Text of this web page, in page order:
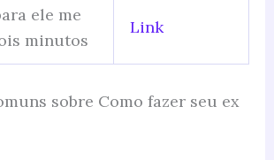
ele me
minutos
Link
sobre Como fazer seu ex